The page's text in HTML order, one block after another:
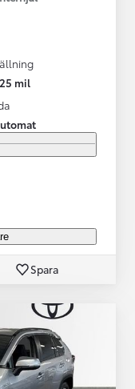
mil
Spara